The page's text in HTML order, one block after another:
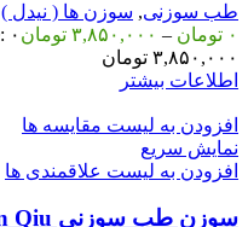
طب سوزنی, سوزن ها ( نیدل )
۰ تومان – ۳,۸۵۰,۰۰۰ تومان
۳,۸۵۰,۰۰۰ تومان
اطلاعات بیشتر
افزودن به لیست مقایسه ها
نمایش سریع
افزودن به لیست علاقمندی ها